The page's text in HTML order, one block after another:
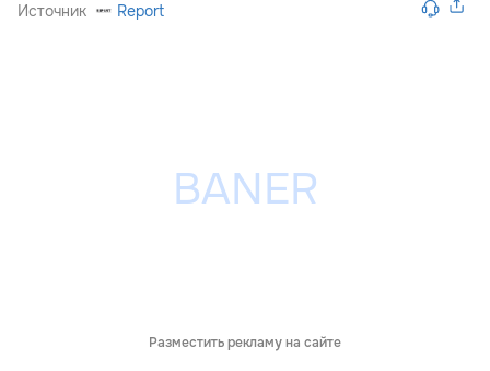
Источник Report
Разместить рекламу на сайте